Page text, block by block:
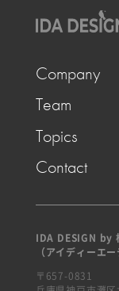
Company
Team
Topics
Contact
IDA DESIGN by
（アイディーエー
〒657-0831